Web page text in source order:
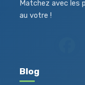
Matchez avec les
au votre !
Blog